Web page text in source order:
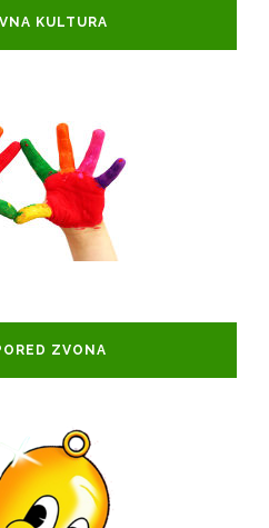
KULTURA
ZVONA